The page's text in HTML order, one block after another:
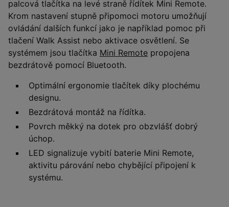
palcová tlačítka na levé straně řídítek Mini Remote.
Krom nastavení stupně připomoci motoru umožňují
ovládání dalších funkcí jako je například pomoc při
tlačení Walk Assist nebo aktivace osvětlení. Se
systémem jsou tlačítka Mini Remote propojena
bezdrátově pomocí Bluetooth.
Optimální ergonomie tlačítek díky plochému
designu.
Bezdrátová montáž na řídítka.
Povrch měkký na dotek pro obzvlášť dobrý
úchop.
LED signalizuje vybití baterie Mini Remote,
aktivitu párování nebo chybějící připojení k
systému.